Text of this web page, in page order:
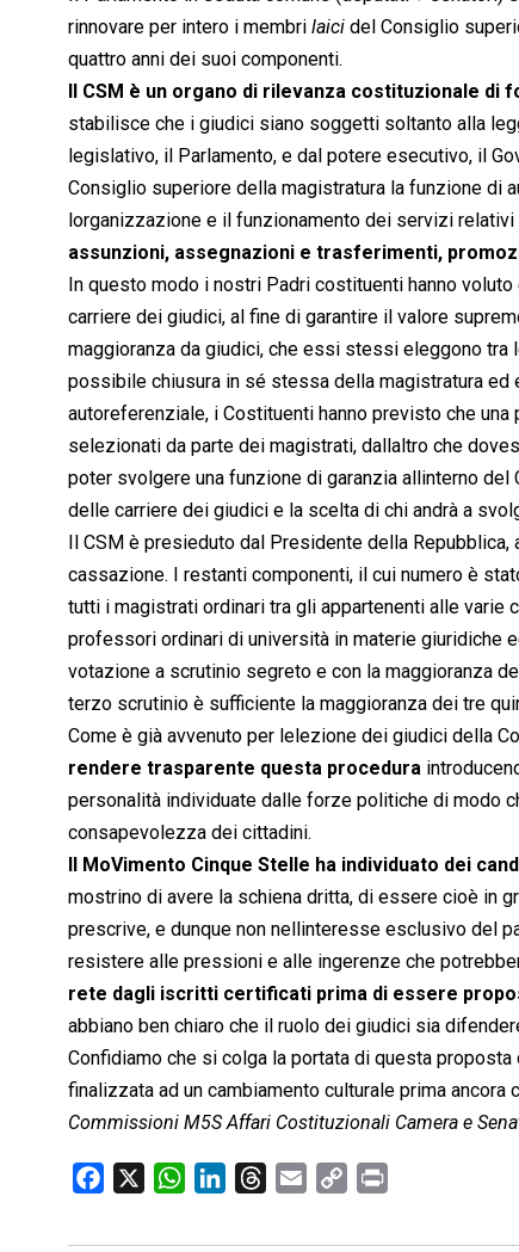
rinnovare per intero i membri  laici  del Consiglio
quattro anni dei suoi componenti.
Il CSM è un organo di rilevanza costituzionale di
stabilisce che i giudici siano soggetti soltanto alla
legislativo, il Parlamento, e dal potere esecutivo, il
Consiglio superiore della magistratura la funzione di
lorganizzazione e il funzionamento dei servizi
assunzioni, assegnazioni e trasferimenti,
In questo modo i nostri Padri costituenti hanno
carriere dei giudici, al fine di garantire il valore
maggioranza da giudici, che essi stessi eleggono tra
possibile chiusura in sé stessa della magistratura
autoreferenziale, i Costituenti hanno previsto che una
selezionati da parte dei magistrati, dallaltro che
poter svolgere una funzione di garanzia allinterno
delle carriere dei giudici e la scelta di chi andrà a
Il CSM è presieduto dal Presidente della
cassazione. I restanti componenti, il cui numero è
tutti i magistrati ordinari tra gli appartenenti alle varie
professori ordinari di università in materie giuridiche
votazione a scrutinio segreto e con la maggioranza
terzo scrutinio è sufficiente la maggioranza dei tre
Come è già avvenuto per lelezione dei giudici della
rendere trasparente questa procedura
personalità individuate dalle forze politiche di modo
consapevolezza dei cittadini.
Il MoVimento Cinque Stelle ha individuato dei
mostrino di avere la schiena dritta, di essere cioè in
prescrive, e dunque non nellinteresse esclusivo del
resistere alle pressioni e alle ingerenze che
rete dagli iscritti certificati prima di essere
abbiano ben chiaro che il ruolo dei giudici sia
Confidiamo che si colga la portata di questa
finalizzata ad un cambiamento culturale prima ancora
Commissioni M5S Affari Costituzionali Camera e
c
W
a
n
r
a
p
i